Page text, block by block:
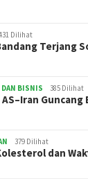
Dilihat
Terjang
BISNIS 385 Dilihat
379 Dilihat
dan